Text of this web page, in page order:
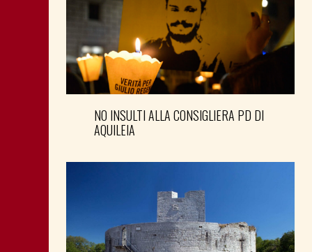
NO INSULTI ALLA CONSIGLIERA PD DI
AQUILEIA